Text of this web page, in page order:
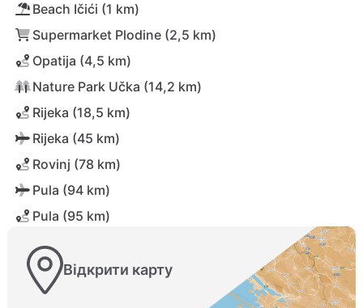
Beach Ičići (1 km)
Supermarket Plodine (2,5 km)
Opatija (4,5 km)
Nature Park Učka (14,2 km)
Rijeka (18,5 km)
Rijeka (45 km)
Rovinj (78 km)
Pula (94 km)
Pula (95 km)
Відкрити карту